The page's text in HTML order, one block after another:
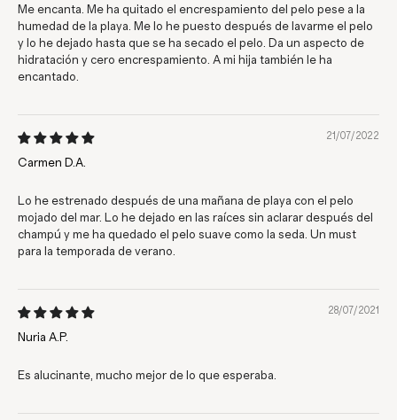
Me encanta. Me ha quitado el encrespamiento del pelo pese a la
humedad de la playa. Me lo he puesto después de lavarme el pelo
y lo he dejado hasta que se ha secado el pelo. Da un aspecto de
hidratación y cero encrespamiento. A mi hija también le ha
encantado.
21/07/2022
Carmen D.A.
Lo he estrenado después de una mañana de playa con el pelo
mojado del mar. Lo he dejado en las raíces sin aclarar después del
champú y me ha quedado el pelo suave como la seda. Un must
para la temporada de verano.
28/07/2021
Nuria A.P.
Es alucinante, mucho mejor de lo que esperaba.